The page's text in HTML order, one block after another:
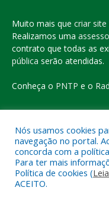
Muito mais que criar site
Realizamos uma
contrato que todas as
pública serão atendidas.
Conheça o PNTP e o
Todos os direitos
Mapa do Site
Nós usamos cookies
navegação no portal.
concorda com a
Para ter mais
Política de cookies (
ACEITO.